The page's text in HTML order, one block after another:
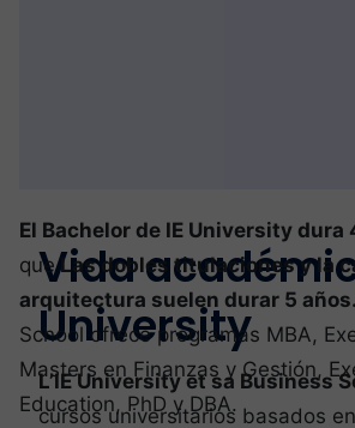
Vida
University
L’IE University et sa Business
cursos universitarios basados
El Bachelor de IE University dura
queLas dobles titulaciones y la
arquitectura suelen durar 5 años.
School ofrece programas MBA,
Masters en Finanzas y Gestión,
Education, PhD y DBA.